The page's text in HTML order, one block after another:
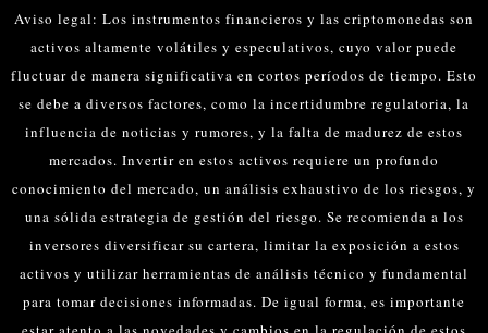
Aviso legal: Los instrumentos financieros y las criptomonedas son
activos altamente volátiles y especulativos, cuyo valor puede
fluctuar de manera significativa en cortos períodos de tiempo. Esto
se debe a diversos factores, como la incertidumbre regulatoria, la
influencia de noticias y rumores, y la falta de madurez de estos
mercados. Invertir en estos activos requiere un profundo
conocimiento del mercado, un análisis exhaustivo de los riesgos, y
una sólida estrategia de gestión del riesgo. Se recomienda a los
inversores diversificar su cartera, limitar la exposición a estos
activos y utilizar herramientas de análisis técnico y fundamental
para tomar decisiones informadas. De igual forma, es importante